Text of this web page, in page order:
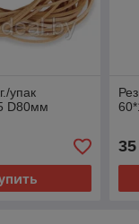
упак
D80мм
35